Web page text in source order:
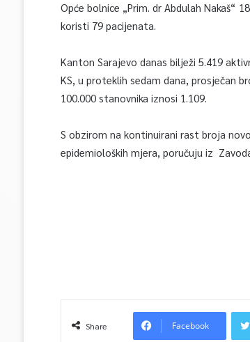
Opće bolnice „Prim. dr Abdulah Nakaš“
koristi 79 pacijenata.
Kanton Sarajevo danas bilježi 5.419
KS, u proteklih sedam dana, prosječan
100.000 stanovnika iznosi 1.109.
S obzirom na kontinuirani rast broja
epidemioloških mjera, poručuju iz
Share Facebook